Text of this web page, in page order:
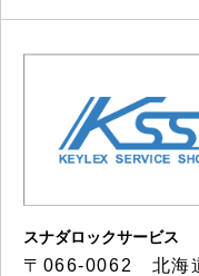
スナダロックサービス
〒066-0062 北海